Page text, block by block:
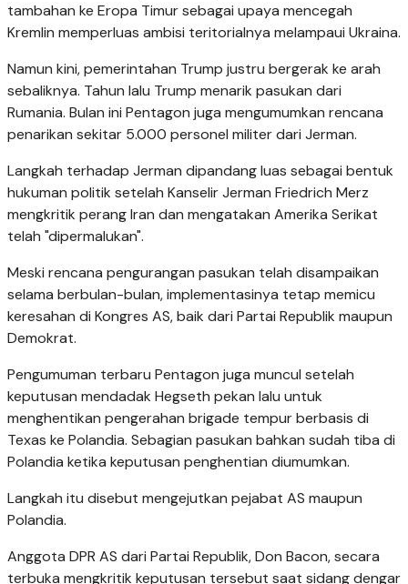
tambahan ke Eropa Timur sebagai upaya mencegah
Kremlin memperluas ambisi teritorialnya melampaui Ukraina.
Namun kini, pemerintahan Trump justru bergerak ke arah
sebaliknya. Tahun lalu Trump menarik pasukan dari
Rumania. Bulan ini Pentagon juga mengumumkan rencana
penarikan sekitar 5.000 personel militer dari Jerman.
Langkah terhadap Jerman dipandang luas sebagai bentuk
hukuman politik setelah Kanselir Jerman Friedrich Merz
mengkritik perang Iran dan mengatakan Amerika Serikat
telah "dipermalukan".
Meski rencana pengurangan pasukan telah disampaikan
selama berbulan-bulan, implementasinya tetap memicu
keresahan di Kongres AS, baik dari Partai Republik maupun
Demokrat.
Pengumuman terbaru Pentagon juga muncul setelah
keputusan mendadak Hegseth pekan lalu untuk
menghentikan pengerahan brigade tempur berbasis di
Texas ke Polandia. Sebagian pasukan bahkan sudah tiba di
Polandia ketika keputusan penghentian diumumkan.
Langkah itu disebut mengejutkan pejabat AS maupun
Polandia.
Anggota DPR AS dari Partai Republik, Don Bacon, secara
terbuka mengkritik keputusan tersebut saat sidang dengar